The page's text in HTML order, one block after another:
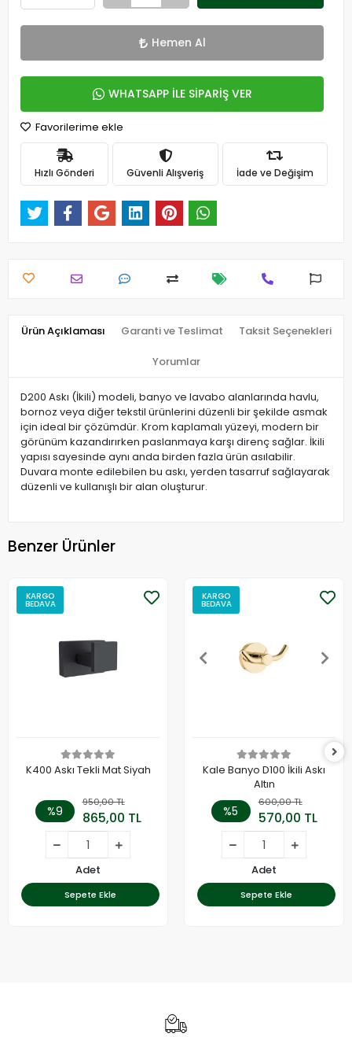
Hemen Al
WHATSAPP İLE SİPARİŞ VER
Favorilerime ekle
Hızlı Gönderi Güvenli Alışveriş İade ve Değişim
Ürün Açıklaması Garanti ve Teslimat Taksit Seçenekleri
Yorumlar
D200 Askı (İkili) modeli, banyo ve lavabo alanlarında havlu,
bornoz veya diğer tekstil ürünlerini düzenli bir şekilde asmak
için ideal bir çözümdür. Krom kaplamalı yüzeyi, modern bir
görünüm kazandırırken paslanmaya karşı direnç sağlar. İkili
yapısı sayesinde aynı anda birden fazla ürün asılabilir.
Duvara monte edilebilen bu askı, yerden tasarruf sağlayarak
düzenli ve kullanışlı bir alan oluşturur.
Benzer Ürünler
KARGO
BEDAVA
K400 Askı Tekli Mat Siyah
%9
950,00 TL
865,00 TL
Adet
Sepete Ekle
KARGO
BEDAVA
Kale Banyo D100 İkili Askı
Altın
%5
600,00 TL
570,00 TL
Adet
Sepete Ekle